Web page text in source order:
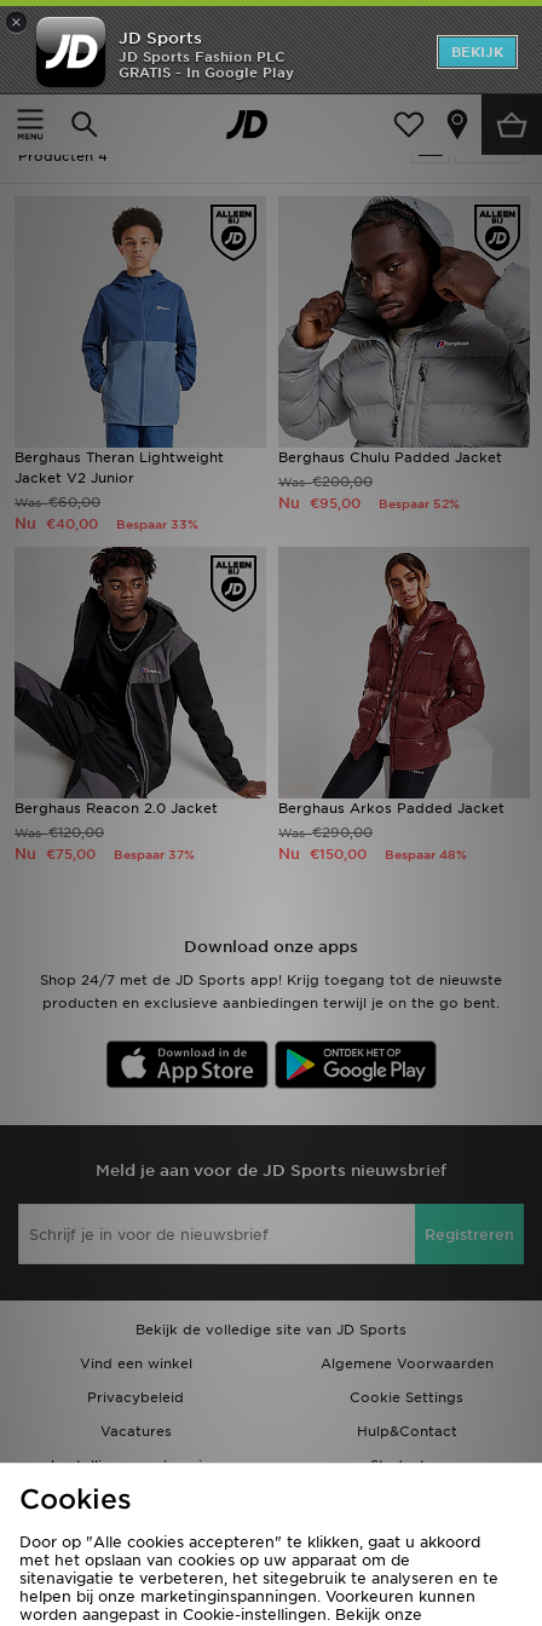
×
JD Sports
JD Sports Fashion PLC
GRATIS - In Google Play
BEKIJK
Thuis
Sale | Berghaus Jassen
Sale | Berghaus Jassen
Producten 4
Berghaus Theran Lightweight
Jacket V2 Junior
Was€60,00
Nu €40,00 Bespaar 33%
Berghaus Chulu Padded Jacket
Was€200,00
Nu €95,00 Bespaar 52%
Berghaus Reacon 2.0 Jacket
Was€120,00
Nu €75,00 Bespaar 37%
Berghaus Arkos Padded Jacket
Was€290,00
Nu €150,00 Bespaar 48%
Download onze apps
Shop 24/7 met de JD Sports app! Krijg toegang tot de nieuwste
producten en exclusieve aanbiedingen terwijl je on the go bent.
Meld je aan voor de JD Sports nieuwsbrief
Registreren
Bekijk de volledige site van JD Sports
Vind een winkel
Algemene Voorwaarden
Privacybeleid
Cookie Settings
Vacatures
Hulp&Contact
bestellingen en levering
Studenten
Partnerprogramma
New In
Heren
Dames
Voetbal
OFFERS
Winkel Zoeken
Bestelling Traceren
Mijn JD
Klantenservice
Vacatures
Cookies
Door op "Alle cookies accepteren" te klikken, gaat u akkoord
met het opslaan van cookies op uw apparaat om de
sitenavigatie te verbeteren, het sitegebruik te analyseren en te
helpen bij onze marketinginspanningen. Voorkeuren kunnen
worden aangepast in Cookie-instellingen. Bekijk onze